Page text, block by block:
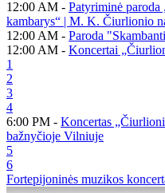
12:00 AM - Patyriminė
kambarys“ | M. K. Čiurlionio
12:00 AM - Paroda
12:00 AM - Koncertai
1
2
3
4
6:00 PM - Koncertas
bažnyčioje Vilniuje
5
6
Fortepijoninės muzikos